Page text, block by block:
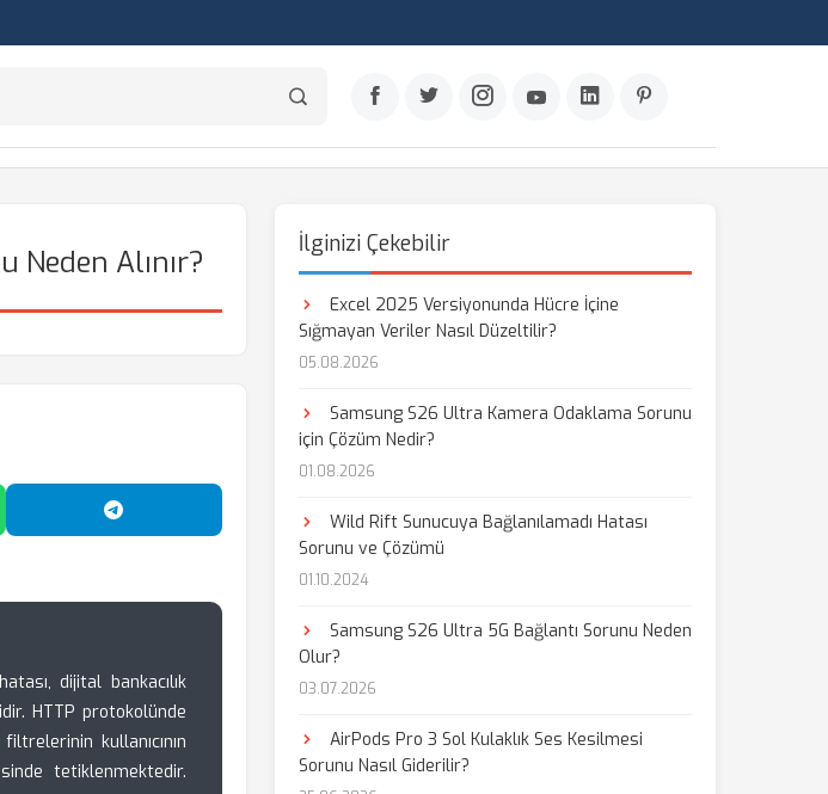
Neden Alınır?
Paylaş Telegram'da Paylaş
dijital bankacılık
HTTP protokolünde
kullanıcının
tetiklenmektedir.
İlginizi Çekebilir
Excel 2025 Versiyonunda Hücre İçine
Sığmayan Veriler Nasıl Düzeltilir?
05.08.2026
Samsung S26 Ultra Kamera Odaklama Sorunu
için Çözüm Nedir?
01.08.2026
Wild Rift Sunucuya Bağlanılamadı Hatası
Sorunu ve Çözümü
01.10.2024
Samsung S26 Ultra 5G Bağlantı Sorunu Neden
Olur?
03.07.2026
AirPods Pro 3 Sol Kulaklık Ses Kesilmesi
Sorunu Nasıl Giderilir?